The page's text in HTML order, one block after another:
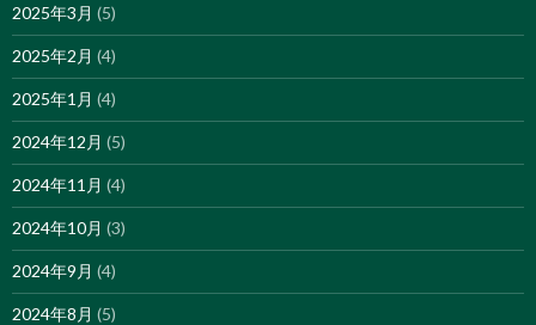
2025年3月 (5)
2025年2月 (4)
2025年1月 (4)
2024年12月 (5)
2024年11月 (4)
2024年10月 (3)
2024年9月 (4)
2024年8月 (5)